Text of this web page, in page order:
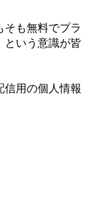
そも無料でプラ
という意識が皆
信用の個人情報